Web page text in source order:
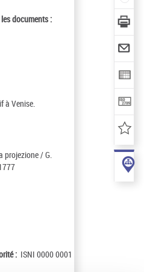
documents :
à Venise.
projezione / G.
: ISNI 0000 0001